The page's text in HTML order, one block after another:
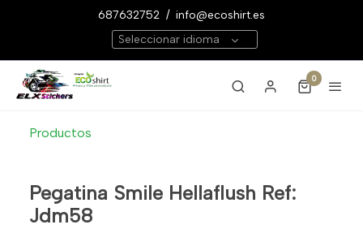
687632752 / info@ecoshirt.es
Seleccionar idioma
0
Productos
Pegatina Smile Hellaflush Ref:
Jdm58